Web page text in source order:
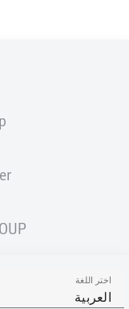
اختر اللغة
العربية
0